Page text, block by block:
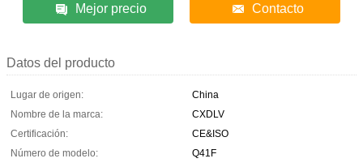
Mejor precio Contacto
Datos del producto
Lugar de origen:
China
Nombre de la marca:
CXDLV
Certificación:
CE&ISO
Número de modelo:
Q41F